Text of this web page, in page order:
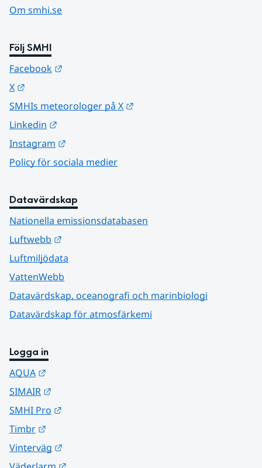
Om smhi.se
Följ SMHI
Facebook
X
SMHIs meteorologer på X
Linkedin
Instagram
Policy för sociala medier
Datavärdskap
Nationella emissionsdatabasen
Luftwebb
Luftmiljödata
VattenWebb
Datavärdskap, oceanografi och marinbiologi
Datavärdskap för atmosfärkemi
Logga in
AQUA
SIMAIR
SMHI Pro
Timbr
Vinterväg